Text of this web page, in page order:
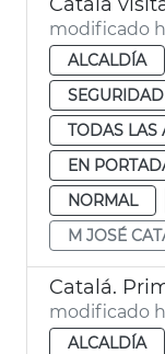
modificado
ALCALDÍA
TODAS LAS
EN
NORMAL
M JOSÉ
Catalá.
modificado
ALCALDÍA